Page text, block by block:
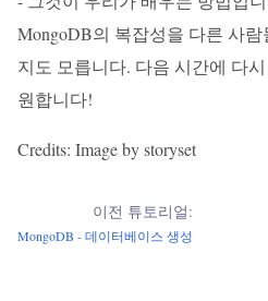
MongoDB의 복잡성을 다른 사
지도 모릅니다. 다음 시간에 다
원합니다!
Credits: Image by storyset
이전 튜토리얼:
MongoDB - 데이터베이스 생성